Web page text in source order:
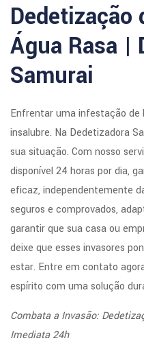
Dedetização
Água Rasa |
Samurai
Enfrentar uma infestação de
insalubre. Na Dedetizadora
sua situação. Com nosso
disponível 24 horas por dia,
eficaz, independentemente
seguros e comprovados,
garantir que sua casa ou
deixe que esses invasores
estar. Entre em contato
espírito com uma solução
Combata a Invasão:
Imediata 24h